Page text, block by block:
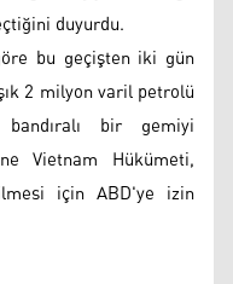
duyurdu.
bu geçişten iki gün
2 milyon varil petrolü
bir gemiyi
Vietnam Hükümeti,
için ABD'ye izin